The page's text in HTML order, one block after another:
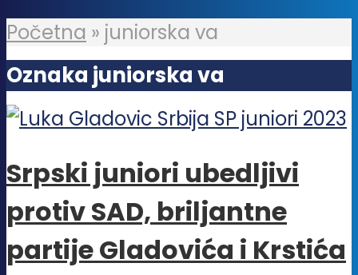
Početna » juniorska va
Oznaka juniorska va
Srpski juniori ubedljivi
protiv SAD, briljantne
partije Gladovića i Krstića